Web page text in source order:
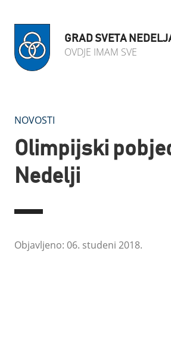
GRAD SVETA
OVDJE IMAM SVE
NOVOSTI
Olimpijski
Nedelji
Objavljeno: 06. studeni 2018.